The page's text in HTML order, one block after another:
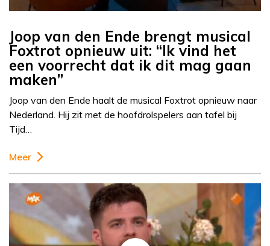
Joop van den Ende brengt musical
Foxtrot opnieuw uit: “Ik vind het
een voorrecht dat ik dit mag gaan
maken”
Joop van den Ende haalt de musical Foxtrot opnieuw naar
Nederland. Hij zit met de hoofdrolspelers aan tafel bij
Tijd…
Meer